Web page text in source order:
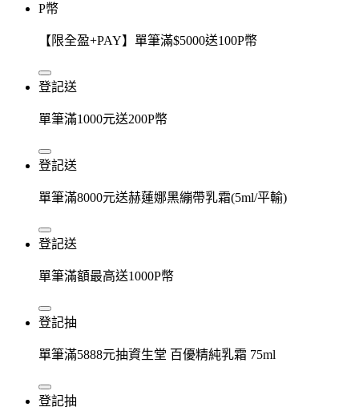
P幣
【限全盈+PAY】單筆滿$5000送100P幣
登記送
單筆滿1000元送200P幣
登記送
單筆滿8000元送赫蓮娜黑繃帶乳霜(5ml/平輸)
登記送
單筆滿額最高送1000P幣
登記抽
單筆滿5888元抽資生堂 百優精純乳霜 75ml
登記抽